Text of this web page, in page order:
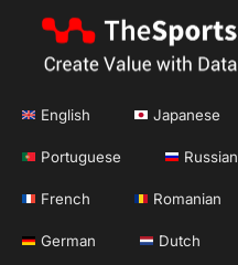
English Japanese
Portuguese Russian
French Romanian
German Dutch